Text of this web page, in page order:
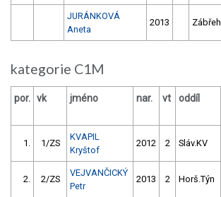
JURÁNKOVÁ
Aneta
2013 Zábřeh
kategorie C1M
por. vk jméno nar. vt oddíl
1. 1/ZS
KVAPIL
Kryštof
2012 2 Sláv.KV
2. 2/ZS
VEJVANČICKÝ
Petr
2013 2 Horš.Týn